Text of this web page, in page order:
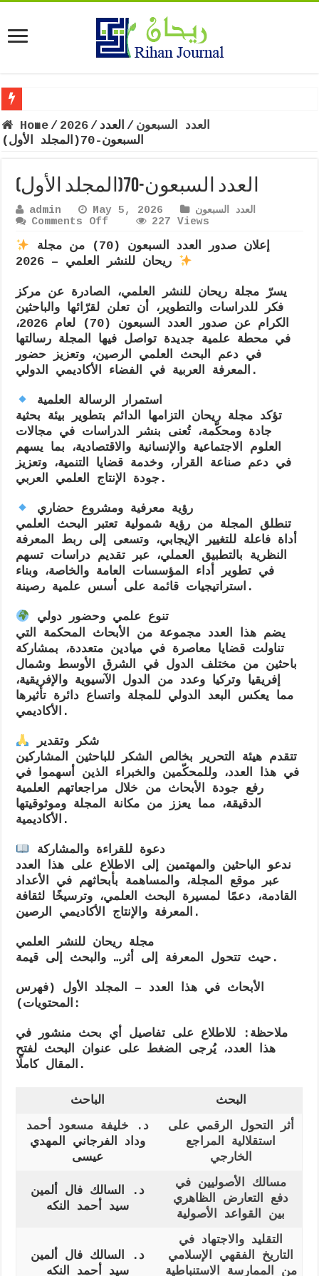
Home / 2026 / العدد السبعون / العدد
السبعون-70(المجلد الأول)
العدد السبعون-70(المجلد الأول)
admin May 5, 2026
العدد السبعون
Comments Off
السبعون-70(المجلد
الأول)
227 Views
يسرّ مجلة ريحان للنشر العلمي، الصادرة عن مركز
فكر للدراسات والتطوير، أن تعلن لقرّائها والباحثين
الكرام عن صدور العدد السبعون (70) لعام 2026،
في محطة علمية جديدة تواصل فيها المجلة رسالتها
في دعم البحث العلمي الرصين، وتعزيز حضور
المعرفة العربية في الفضاء الأكاديمي الدولي.
استمرار الرسالة العلمية
تؤكد مجلة ريحان التزامها الدائم بتطوير بيئة بحثية
جادة ومحكّمة، تُعنى بنشر الدراسات في مجالات
العلوم الاجتماعية والإنسانية والاقتصادية، بما يسهم
في دعم صناعة القرار، وخدمة قضايا التنمية، وتعزيز
جودة الإنتاج العلمي العربي.
رؤية معرفية ومشروع حضاري
تنطلق المجلة من رؤية شمولية تعتبر البحث العلمي
أداة فاعلة للتغيير الإيجابي، وتسعى إلى ربط المعرفة
النظرية بالتطبيق العملي، عبر تقديم دراسات تسهم
في تطوير أداء المؤسسات العامة والخاصة، وبناء
استراتيجيات قائمة على أسس علمية رصينة.
تنوع علمي وحضور دولي
يضم هذا العدد مجموعة من الأبحاث المحكمة التي
تناولت قضايا معاصرة في ميادين متعددة، بمشاركة
باحثين من مختلف الدول في الشرق الأوسط وشمال
إفريقيا وتركيا وعدد من الدول الآسيوية والإفريقية،
مما يعكس البعد الدولي للمجلة واتساع دائرة تأثيرها
الأكاديمي.
شكر وتقدير
تتقدم هيئة التحرير بخالص الشكر للباحثين المشاركين
في هذا العدد، وللمحكّمين والخبراء الذين أسهموا في
رفع جودة الأبحاث من خلال مراجعاتهم العلمية
الدقيقة، مما يعزز من مكانة المجلة وموثوقيتها
الأكاديمية.
دعوة للقراءة والمشاركة
ندعو الباحثين والمهتمين إلى الاطلاع على هذا العدد
عبر موقع المجلة، والمساهمة بأبحاثهم في الأعداد
القادمة، دعمًا لمسيرة البحث العلمي، وترسيخًا لثقافة
المعرفة والإنتاج الأكاديمي الرصين.
مجلة ريحان للنشر العلمي
حيث تتحول المعرفة إلى أثر… والبحث إلى قيمة.
الأبحاث في هذا العدد – المجلد الأول (فهرس
المحتويات):
ملاحظة: للاطلاع على تفاصيل أي بحث منشور في
هذا العدد، يُرجى الضغط على عنوان البحث لفتح
المقال كاملًا.
الباحث
البحث
د. خليفة مسعود أحمد
وداد الفرجاني المهدي
عيسى
أثر التحول الرقمي على
استقلالية المراجع
الخارجي
د. السالك فال ألمين
سيد أحمد النكه
مسالك الأصوليين في
دفع التعارض الظاهري
بين القواعد الأصولية
د. السالك فال ألمين
سيد أحمد النكه
التقليد والاجتهاد في
التاريخ الفقهي الإسلامي
من الممارسة الاستنباطية